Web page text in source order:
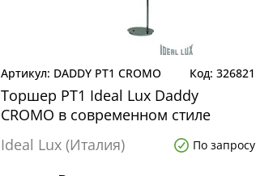
DADDY PT1 CROMO 326821
Торшер PT1 Ideal Lux Daddy
CROMO в современном стиле
Ideal Lux (Италия)
По запросу